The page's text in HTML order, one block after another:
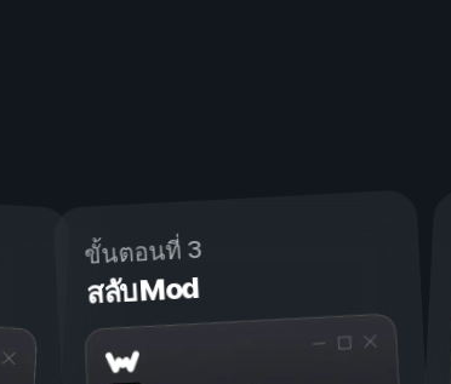
ขั้นตอนที่ 3
สลับ Mod